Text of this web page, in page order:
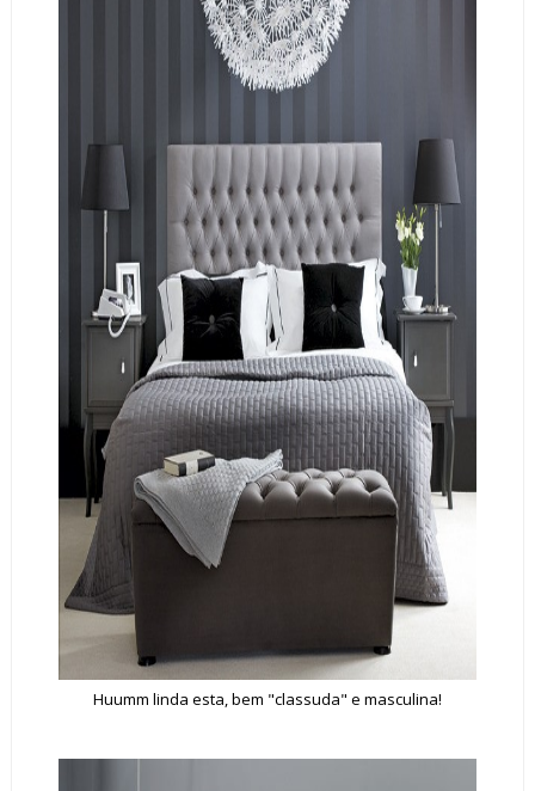
Huumm linda esta, bem "classuda" e masculina!